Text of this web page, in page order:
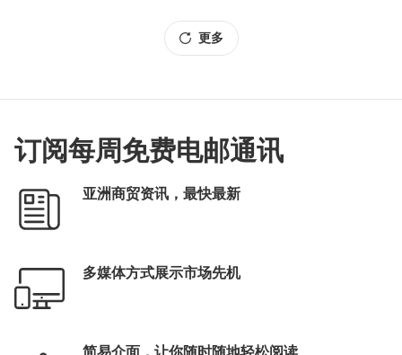
更多
订阅每周免费电邮通讯
亚洲商贸资讯，最快最新
多媒体方式展示市场先机